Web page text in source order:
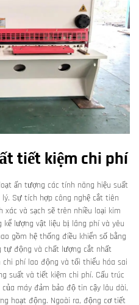
tiết kiệm chi phí
ấn tượng các tính năng hiệu suất
Sự tích hợp công nghệ cắt tiên
và sạch sẽ trên nhiều loại kim
kể lượng vật liệu bị lãng phí và yêu
gồm hệ thống điều khiển số bằng
tự động và chất lượng cắt nhất
phí lao động và tối thiểu hóa sai
suất và tiết kiệm chi phí. Cấu trúc
máy đảm bảo độ tin cậy lâu dài,
hoạt động. Ngoài ra, động cơ tiết